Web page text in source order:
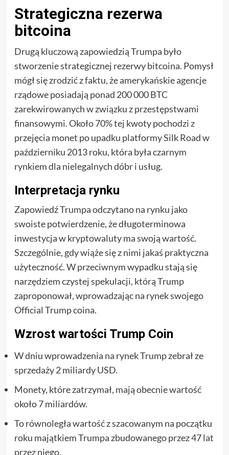
Strategiczna rezerwa
bitcoina
Drugą kluczową zapowiedzią Trumpa było
stworzenie strategicznej rezerwy bitcoina. Pomysł
mógł się zrodzić z faktu, że amerykańskie agencje
rządowe posiadają ponad 200 000 BTC
zarekwirowanych w związku z przestępstwami
finansowymi. Około 70% tej kwoty pochodzi z
przejęcia monet po upadku platformy Silk Road w
październiku 2013 roku, która była czarnym
rynkiem dla nielegalnych dóbr i usług.
Interpretacja rynku
Zapowiedź Trumpa odczytano na rynku jako
swoiste potwierdzenie, że długoterminowa
inwestycja w kryptowaluty ma swoją wartość.
Szczególnie, gdy wiąże się z nimi jakaś praktyczna
użyteczność. W przeciwnym wypadku stają się
narzędziem czystej spekulacji, którą Trump
zaproponował, wprowadzając na rynek swojego
Official Trump coina.
Wzrost wartości Trump Coin
W dniu wprowadzenia na rynek Trump zebrał ze
sprzedaży 2 miliardy USD.
Monety, które zatrzymał, mają obecnie wartość
około 7 miliardów.
To równoległa wartość z szacowanym na początku
roku majątkiem Trumpa zbudowanego przez 47 lat
przez niego.